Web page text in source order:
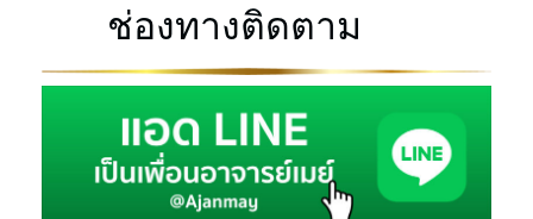
ช่องทางติดตาม